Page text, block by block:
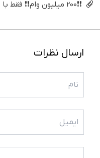
❗❗200 میلیون وام❗❗ فقط با احراز هویت
ارسال نظرات